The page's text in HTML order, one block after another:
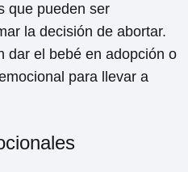
que pueden ser
la decisión de abortar.
dar el bebé en adopción o
para llevar a